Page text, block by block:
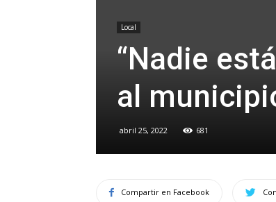
Local
“Nadie
al
abril 25, 2022 681
Compartir en Facebook